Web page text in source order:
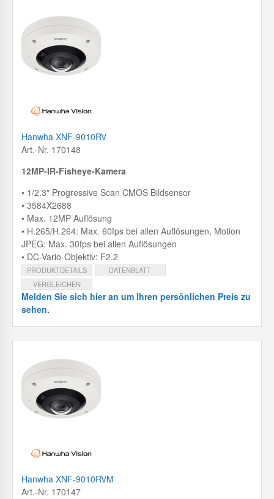
Hanwha XNF-9010RV
Art.-Nr. 170148
12MP-IR-Fisheye-Kamera
• 1/2.3″ Progressive Scan CMOS Bildsensor
• 3584X2688
• Max. 12MP Auflösung
• H.265/H.264: Max. 60fps bei allen Auflösungen, Motion
JPEG: Max. 30fps bei allen Auflösungen
• DC-Vario-Objektiv: F2.2
PRODUKTDETAILS
DATENBLATT
VERGLEICHEN
Melden Sie sich hier an um Ihren persönlichen Preis zu
sehen.
Hanwha XNF-9010RVM
Art.-Nr. 170147